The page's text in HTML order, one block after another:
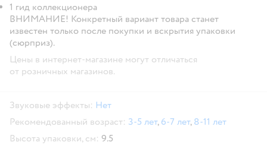
1 гид коллекционера
ВНИМАНИЕ! Конкретный вариант товара станет
известен только после покупки и вскрытия упаковки
(сюрприз).
Цены в интернет-магазине могут отличаться
от розничных магазинов.
Звуковые эффекты: Нет
Рекомендованный возраст: 3-5 лет, 6-7 лет, 8-11 лет
Высота упаковки, см: 9.5